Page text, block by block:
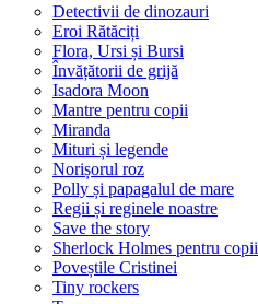
Detectivii de dinozauri
Eroi Rătăciți
Flora, Ursi și Bursi
Învățătorii de grijă
Isadora Moon
Mantre pentru copii
Miranda
Mituri și legende
Norișorul roz
Polly și papagalul de mare
Regii și reginele noastre
Save the story
Sherlock Holmes pentru copii
Poveștile Cristinei
Tiny rockers